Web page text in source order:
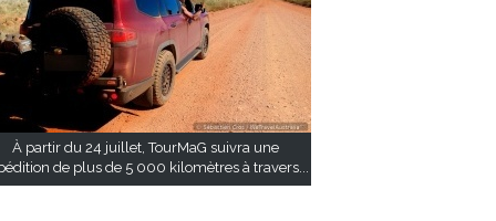
À partir du 24 juillet, TourMaG suivra une
de plus de 5 000 kilomètres à travers...